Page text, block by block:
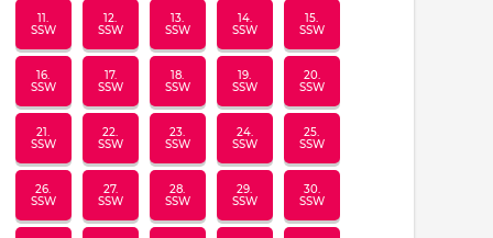
11.
SSW
12.
SSW
13.
SSW
14.
SSW
15.
SSW
16.
SSW
17.
SSW
18.
SSW
19.
SSW
20.
SSW
21.
SSW
22.
SSW
23.
SSW
24.
SSW
25.
SSW
26.
SSW
27.
SSW
28.
SSW
29.
SSW
30.
SSW